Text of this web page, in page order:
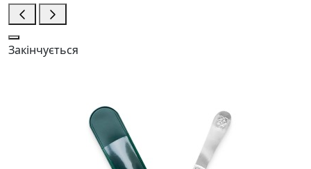
Закінчується